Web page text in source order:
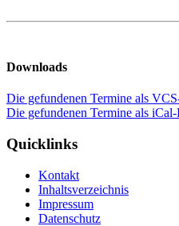
Downloads
Die gefundenen Termine als
Die gefundenen Termine als
Quicklinks
Kontakt
Inhaltsverzeichnis
Impressum
Datenschutz